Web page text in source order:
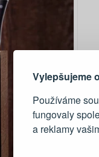
Vylepšujeme
Používáme
fungovaly
a reklamy